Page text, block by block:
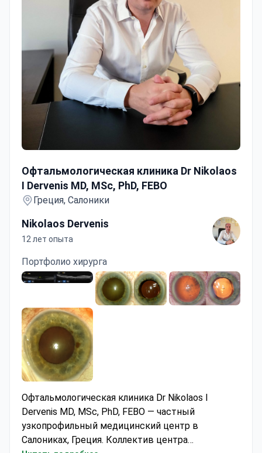
Офтальмологическая клиника Dr Nikolaos
I Dervenis MD, MSc, PhD, FEBO
Греция, Салоники
Nikolaos Dervenis
12 лет опыта
Портфолио хирурга
Офтальмологическая клиника Dr Nikolaos I
Dervenis MD, MSc, PhD, FEBO — частный
узкопрофильный медицинский центр в
Салониках, Греция. Коллектив центра